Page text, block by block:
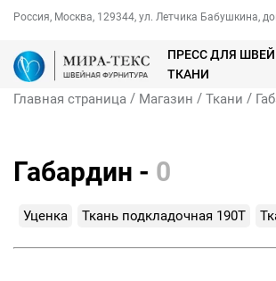
Россия, Москва, 129344, ул. Летчика Бабушкина,
ПРЕСС ДЛЯ
ТКАНИ
Главная страница / Магазин / Ткани /
Габардин - 0
Уценка Ткань подкладочная 190Т